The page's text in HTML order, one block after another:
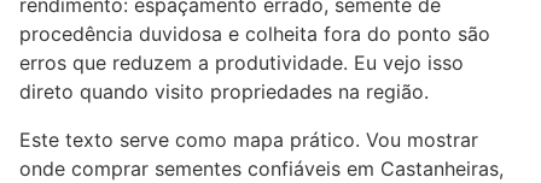
procedência duvidosa e colheita fora do ponto são
erros que reduzem a produtividade. Eu vejo isso
direto quando visito propriedades na região.
Este texto serve como mapa prático. Vou mostrar
onde comprar sementes confiáveis em Castanheiras,